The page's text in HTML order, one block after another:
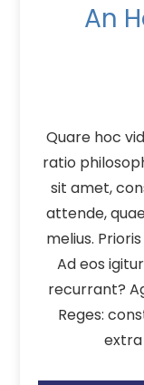
An
Quare hoc
ratio
sit amet,
attende,
melius.
Ad eos
recurrant?
Reges: